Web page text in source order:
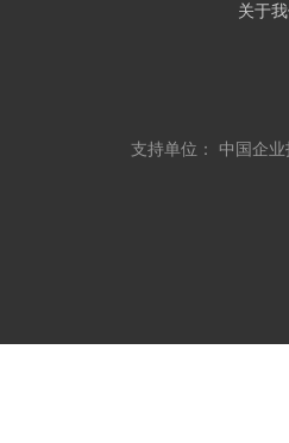
关于
支持单位： 中国企